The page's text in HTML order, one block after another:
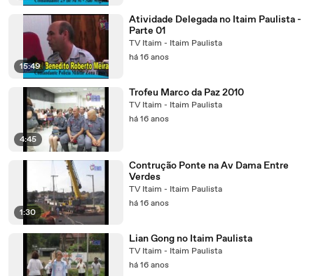
15:49
Atividade Delegada no Itaim Paulista -
Parte 01
TV Itaim - Itaim Paulista
há 16 anos
4:45
Trofeu Marco da Paz 2010
TV Itaim - Itaim Paulista
há 16 anos
1:30
Contrução Ponte na Av Dama Entre
Verdes
TV Itaim - Itaim Paulista
há 16 anos
Lian Gong no Itaim Paulista
TV Itaim - Itaim Paulista
há 16 anos